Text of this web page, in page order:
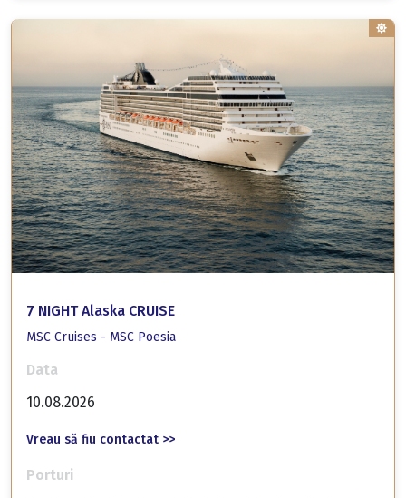
7 NIGHT Alaska CRUISE
MSC Cruises - MSC Poesia
Data
10.08.2026
Vreau să fiu contactat >>
Porturi